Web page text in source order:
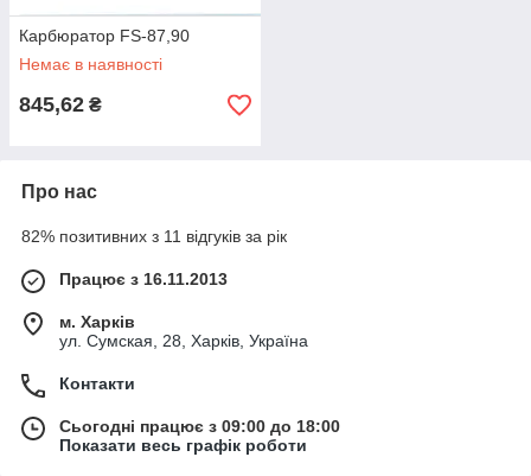
Карбюратор FS-87,90
Немає в наявності
845,62 ₴
Про нас
82% позитивних з 11 відгуків за рік
Працює з 16.11.2013
м. Харків
ул. Сумская, 28, Харків, Україна
Контакти
Сьогодні працює з 09:00 до 18:00
Показати весь графік роботи